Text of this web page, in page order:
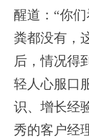
醒道：“你
粪都没有，
后，情况得
轻人心服口
识、增长经
秀的客户经